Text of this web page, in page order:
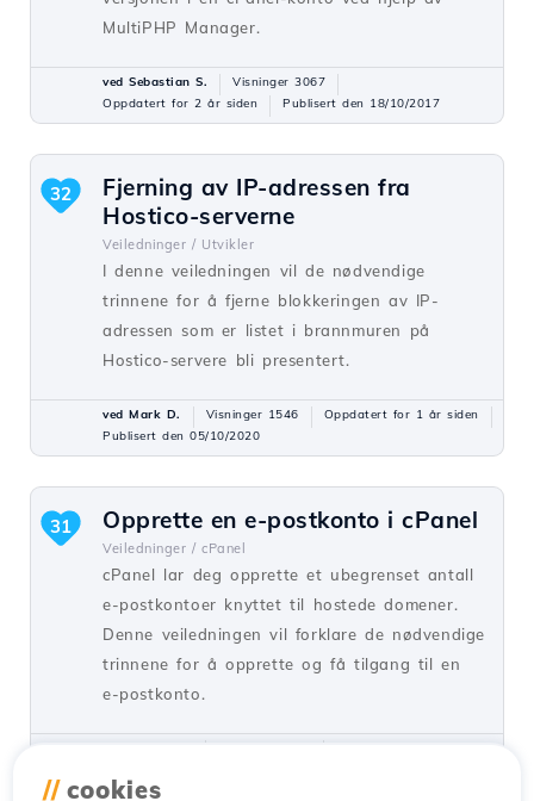
MultiPHP Manager.
ved Sebastian S.
Visninger 3067
Oppdatert for 2 år siden
Publisert den 18/10/2017
Fjerning av IP-adressen fra
Hostico-serverne
Veiledninger / Utvikler
I denne veiledningen vil de nødvendige
trinnene for å fjerne blokkeringen av IP-
adressen som er listet i brannmuren på
Hostico-servere bli presentert.
32
ved Mark D. Visninger 1546
Oppdatert for 1 år siden
Publisert den 05/10/2020
Opprette en e-postkonto i cPanel
Veiledninger / cPanel
cPanel lar deg opprette et ubegrenset antall
e-postkontoer knyttet til hostede domener.
Denne veiledningen vil forklare de nødvendige
trinnene for å opprette og få tilgang til en
e-postkonto.
31
// cookies